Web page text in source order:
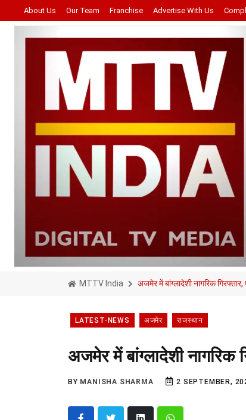
About Us Our Team Franchise Advertise With Us
MTTV India अजमेर में बांग्लादेशी नागरिक गिरफ्तार,
LATEST-NEWS अजमेर राजस्थान
अजमेर में बांग्लादेशी नागरिक
BY MANISHA SHARMA 2 SEPTEMBER,